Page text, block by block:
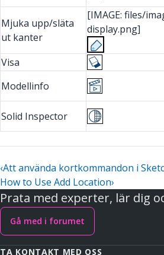
Mjuka upp/släta
ut kanter
[IMAGE: files/
display.png]
Visa
Modellinfo
Solid Inspector
‹Att använda kortkommandon i
How to Use Add Location›
Prata med experter, lär dig
Gå med i forumet
TA KONTAKT MED OSS